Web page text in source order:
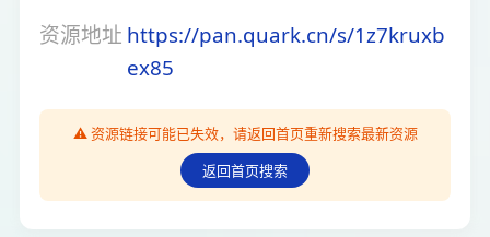
资源地址 https://pan.quark.cn/s/1z7kruxb
ex85
⚠️ 资源链接可能已失效，请返回首页重新搜索最新资源
返回首页搜索